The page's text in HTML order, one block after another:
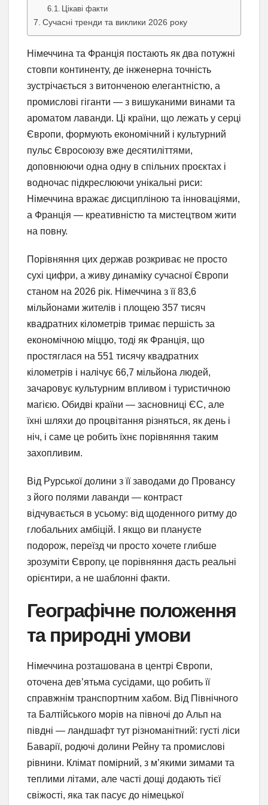
Цікаві факти
Сучасні тренди та виклики 2026 року
Німеччина та Франція постають як два потужні
стовпи континенту, де інженерна точність
зустрічається з витонченою елегантністю, а
промислові гіганти — з вишуканими винами та
ароматом лаванди. Ці країни, що лежать у серці
Європи, формують економічний і культурний
пульс Євросоюзу вже десятиліттями,
доповнюючи одна одну в спільних проєктах і
водночас підкреслюючи унікальні риси:
Німеччина вражає дисципліною та інноваціями,
а Франція — креативністю та мистецтвом жити
на повну.
Порівняння цих держав розкриває не просто
сухі цифри, а живу динаміку сучасної Європи
станом на 2026 рік. Німеччина з її 83,6
мільйонами жителів і площею 357 тисяч
квадратних кілометрів тримає першість за
економічною міццю, тоді як Франція, що
простяглася на 551 тисячу квадратних
кілометрів і налічує 66,7 мільйона людей,
зачаровує культурним впливом і туристичною
магією. Обидві країни — засновниці ЄС, але
їхні шляхи до процвітання різняться, як день і
ніч, і саме це робить їхнє порівняння таким
захопливим.
Від Рурської долини з її заводами до Провансу
з його полями лаванди — контраст
відчувається в усьому: від щоденного ритму до
глобальних амбіцій. І якщо ви плануєте
подорож, переїзд чи просто хочете глибше
зрозуміти Європу, це порівняння дасть реальні
орієнтири, а не шаблонні факти.
Географічне положення
та природні умови
Німеччина розташована в центрі Європи,
оточена дев’ятьма сусідами, що робить її
справжнім транспортним хабом. Від Північного
та Балтійського морів на півночі до Альп на
півдні — ландшафт тут різноманітний: густі ліси
Баварії, родючі долини Рейну та промислові
рівнини. Клімат помірний, з м’якими зимами та
теплими літами, але часті дощі додають тієї
свіжості, яка так пасує до німецької